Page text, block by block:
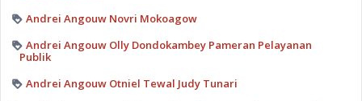
Andrei Angouw Novri Mokoagow
Andrei Angouw Olly Dondokambey Pameran Pelayanan
Publik
Andrei Angouw Otniel Tewal Judy Tunari